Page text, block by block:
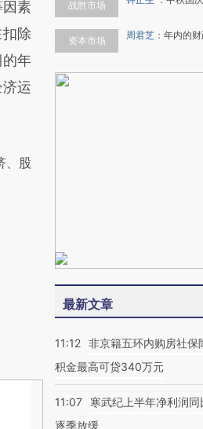
素
除
年
运
、股
战胜市场
资本市场 周君芝 ： 年内的
最新文章
11:12 非京籍五环内购房社保
积金最高可贷340万元
11:07
寒武纪上半年净利润
逐季放缓